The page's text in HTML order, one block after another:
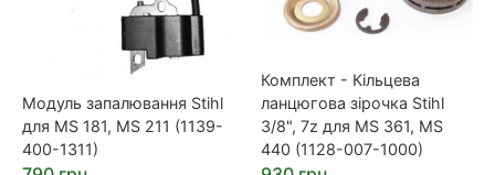
Модуль запалювання Stihl
для MS 181, MS 211 (1139-
400-1311)
Комплект - Кільцева
ланцюгова зірочка Stihl
3/8", 7z для MS 361, MS
440 (1128-007-1000)